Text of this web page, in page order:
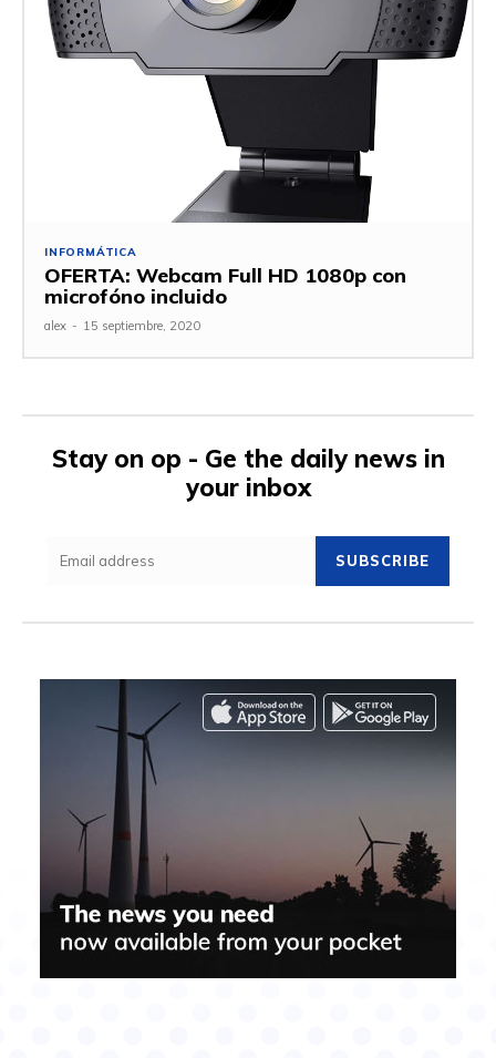
INFORMÁTICA
OFERTA: Webcam Full HD 1080p con
microfóno incluido
alex - 15 septiembre, 2020
Stay on op - Ge the daily news in
your inbox
SUBSCRIBE